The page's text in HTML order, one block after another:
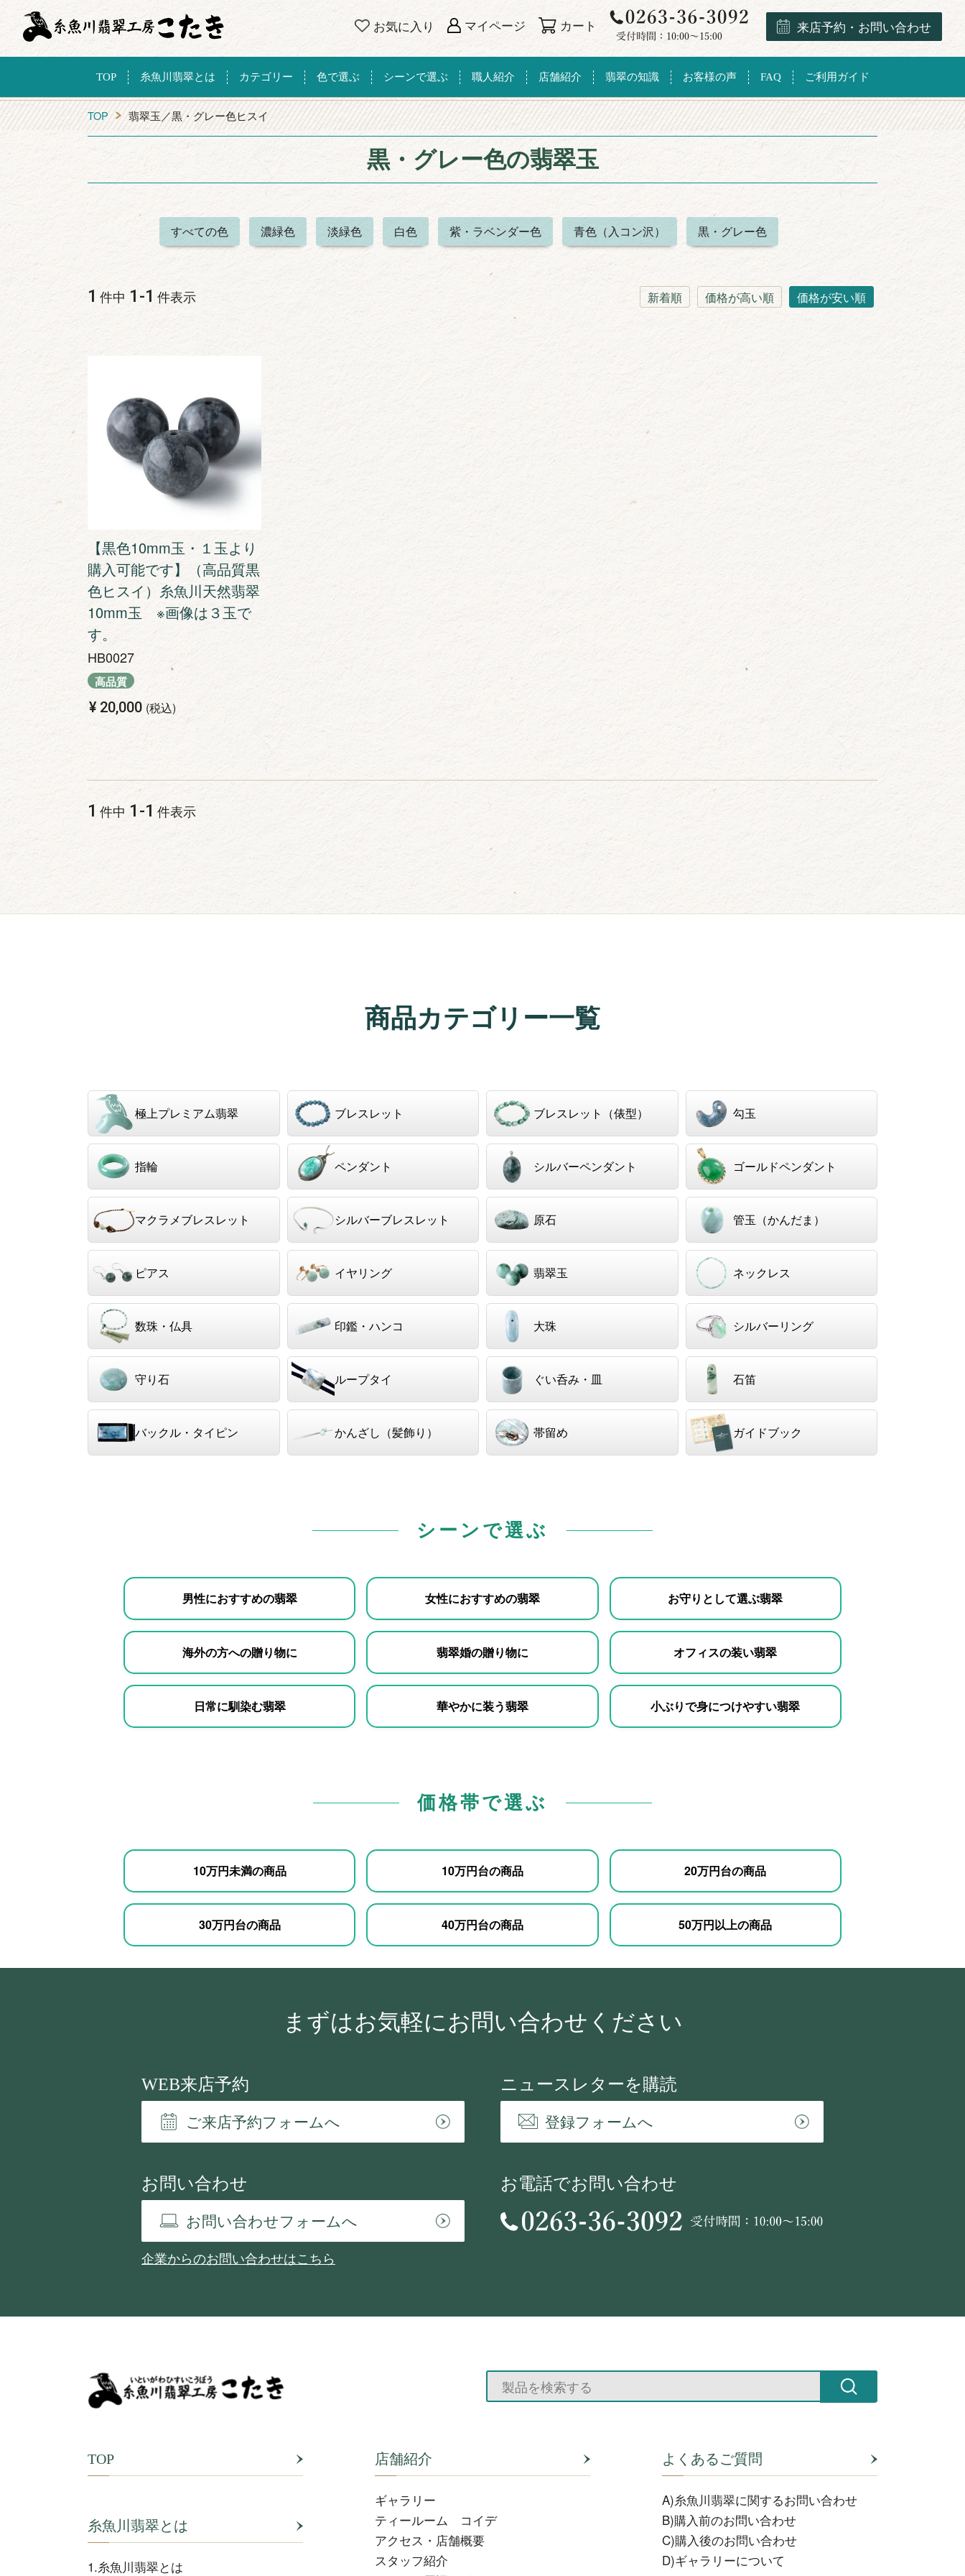
お気に入り マイページ カート 来店予約・お問い合わせ
TOP 糸魚川翡翠とは カテゴリー 色で選ぶ シーンで選ぶ 職人紹介 店舗紹介 翡翠の知識 お客様の声 FAQ ご利用ガイド
TOP 翡翠玉／黒・グレー色ヒスイ
黒・グレー色の翡翠玉
すべての色 濃緑色 淡緑色 白色 紫・ラベンダー色 青色（入コン沢） 黒・グレー色
新着順 価格が高い順 価格が安い順
1 件中 1 -1 件表示
【黒色10mm玉・１玉より
購入可能です】（高品質黒
色ヒスイ）糸魚川天然翡翠
10mm玉 ※画像は３玉で
す。
HB0027
高品質
¥ 20,000 税込
1 件中 1 -1 件表示
商品カテゴリー一覧
極上プレミアム翡翠 ブレスレット ブレスレット（俵型） 勾玉
指輪 ペンダント シルバーペンダント ゴールドペンダント
マクラメブレスレット シルバーブレスレット 原石 管玉（かんだま）
ピアス イヤリング 翡翠玉 ネックレス
数珠・仏具 印鑑・ハンコ 大珠 シルバーリング
守り石 ループタイ ぐい呑み・皿 石笛
バックル・タイピン かんざし（髪飾り） 帯留め ガイドブック
シーンで選ぶ
男性におすすめの翡翠 女性におすすめの翡翠 お守りとして選ぶ翡翠
海外の方への贈り物に 翡翠婚の贈り物に オフィスの装い翡翠
日常に馴染む翡翠 華やかに装う翡翠 小ぶりで身につけやすい翡翠
価格帯で選ぶ
10万円未満の商品 10万円台の商品 20万円台の商品
30万円台の商品 40万円台の商品 50万円以上の商品
まずはお気軽にお問い合わせください
WEB来店予約
ご来店予約フォームへ
お問い合わせ
お問い合わせフォームへ
企業からのお問い合わせはこちら
ニュースレターを購読
登録フォームへ
お電話でお問い合わせ
TOP
糸魚川翡翠とは
1.糸魚川翡翠とは
店舗紹介
ギャラリー
ティールーム コイデ
アクセス・店舗概要
スタッフ紹介
よくあるご質問
A)糸魚川翡翠に関するお問い合わせ
B)購入前のお問い合わせ
C)購入後のお問い合わせ
D)ギャラリーについて